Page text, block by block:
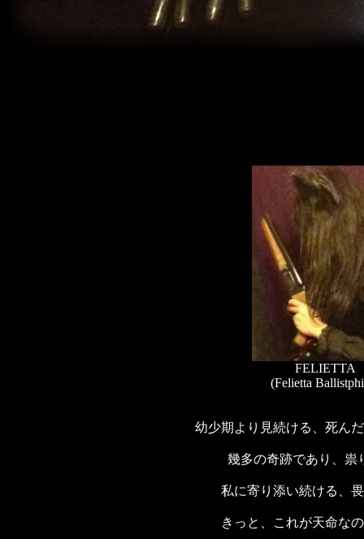
FELIETTA
(Felietta
幼少期より見続ける、死ん
幾多の奇跡であり、祟
私に寄り添い続ける、
きっと、これが天命な